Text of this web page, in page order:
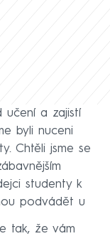
učení a zajistí
byli nuceni
Chtěli jsme se
studenty k
podvádět u
tak, že vám